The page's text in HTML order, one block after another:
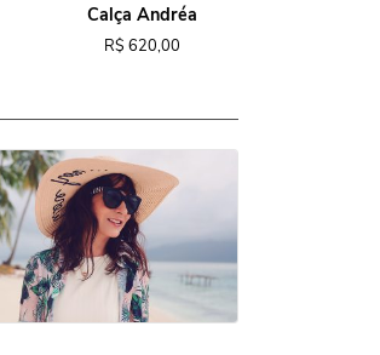
Calça Andréa
R$ 620,00